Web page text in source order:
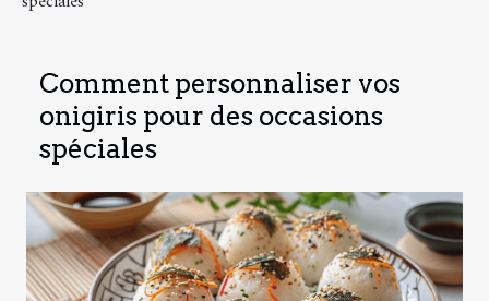
Comment personnaliser vos
onigiris pour des occasions
spéciales